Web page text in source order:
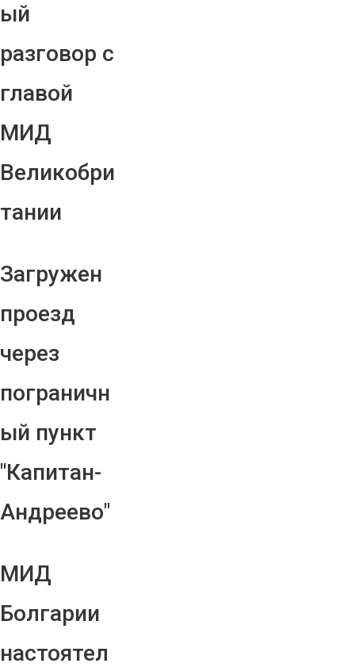
ый
разговор с
главой
МИД
Великобри
тании
Загружен
проезд
через
пограничн
ый пункт
"Капитан-
Андреево"
МИД
Болгарии
настоятел